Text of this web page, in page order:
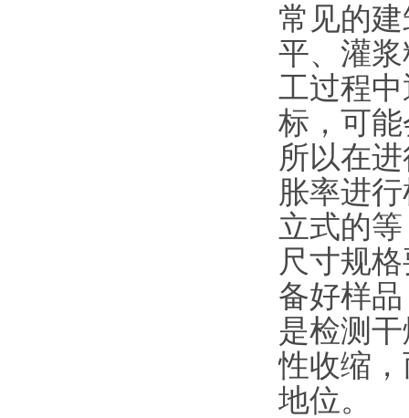
常见的
平、灌
工过程
标，可
所以在
胀率进
立式的
尺寸规
备好样
是检测
性收缩
地位。